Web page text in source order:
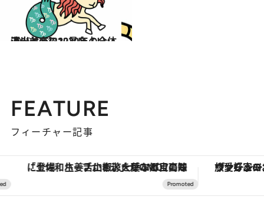
2019.12.18
流光七奈の12星座占い 【山羊座】2020年の全体運
占い
FEATURE
フィーチャー記事
「土佐和ハーブかき氷」がOMO7高知に登場！生姜、山椒、大葉など目にも舌にも涼を呼ぶ郷土の味 ヴァシュロン・コンスタンタ